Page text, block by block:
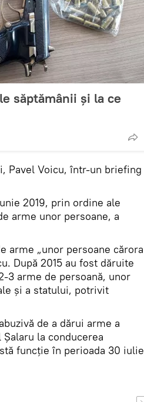
săptămânii și la ce
Pavel Voicu, într-un briefing
2019, prin ordine ale
arme unor persoane, a
arme „unor persoane cărora
După 2015 au fost dăruite
3 arme de persoană, unor
și a statului, potrivit
de a dărui arme a
la conducerea
funcție în perioada 30 iulie